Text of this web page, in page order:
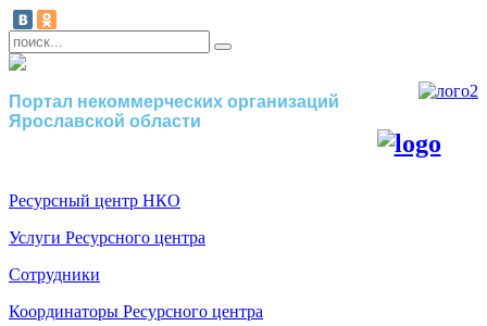
Портал некоммерческих организаций
Ярославской области
Ресурсный центр НКО
Услуги Ресурсного центра
Сотрудники
Координаторы Ресурсного центра